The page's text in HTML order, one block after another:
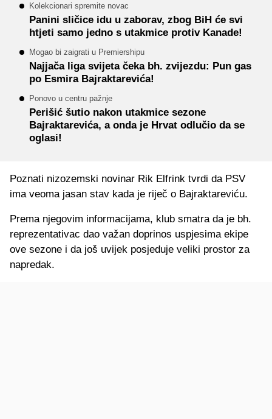
Kolekcionari spremite novac
Panini sličice idu u zaborav, zbog BiH će svi
htjeti samo jedno s utakmice protiv Kanade!
Mogao bi zaigrati u Premiershipu
Najjača liga svijeta čeka bh. zvijezdu: Pun gas
po Esmira Bajraktarevića!
Ponovo u centru pažnje
Perišić šutio nakon utakmice sezone
Bajraktarevića, a onda je Hrvat odlučio da se
oglasi!
Poznati nizozemski novinar Rik Elfrink tvrdi da PSV
ima veoma jasan stav kada je riječ o Bajraktareviću.
Prema njegovim informacijama, klub smatra da je bh.
reprezentativac dao važan doprinos uspjesima ekipe
ove sezone i da još uvijek posjeduje veliki prostor za
napredak.